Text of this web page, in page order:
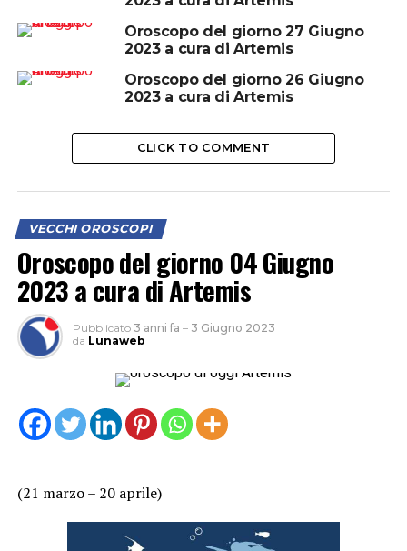
Oroscopo del giorno 27 Giugno
2023 a cura di Artemis
Oroscopo del giorno 26 Giugno
2023 a cura di Artemis
CLICK TO COMMENT
VECCHI OROSCOPI
Oroscopo del giorno 04 Giugno
2023 a cura di Artemis
Pubblicato 3 anni fa – 3 Giugno 2023
da Lunaweb
(21 marzo – 20 aprile)